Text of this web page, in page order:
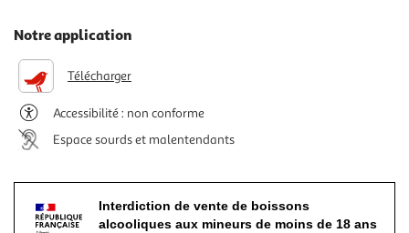
Notre application
Télécharger
Accessibilité : non conforme
Espace sourds et malentendants
Interdiction de vente de boissons
alcooliques aux mineurs de moins de 18 ans